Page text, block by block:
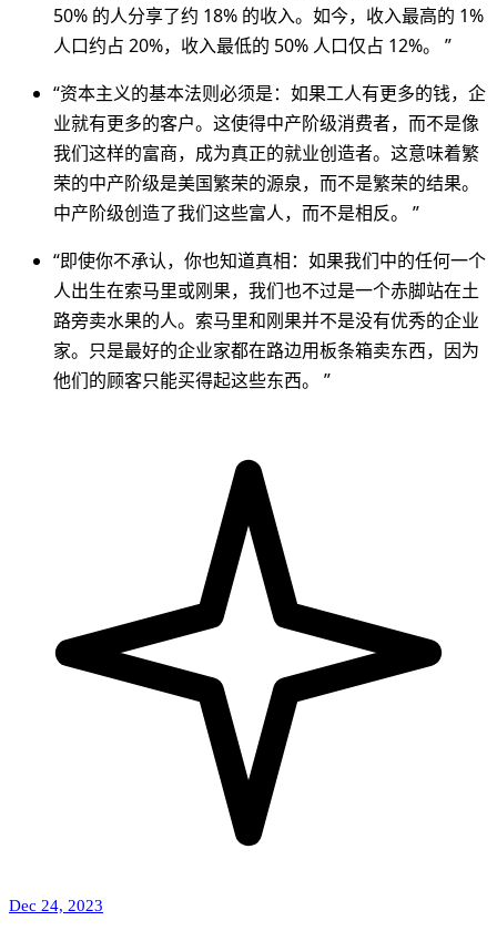
50% 的人分享了约 18% 的收入。如今，收入最高的 1%
人口约占 20%，收入最低的 50% 人口仅占 12%。 ”
“资本主义的基本法则必须是：如果工人有更多的钱，企
业就有更多的客户。这使得中产阶级消费者，而不是像
我们这样的富商，成为真正的就业创造者。这意味着繁
荣的中产阶级是美国繁荣的源泉，而不是繁荣的结果。
中产阶级创造了我们这些富人，而不是相反。 ”
“即使你不承认，你也知道真相：如果我们中的任何一个
人出生在索马里或刚果，我们也不过是一个赤脚站在土
路旁卖水果的人。索马里和刚果并不是没有优秀的企业
家。只是最好的企业家都在路边用板条箱卖东西，因为
他们的顾客只能买得起这些东西。 ”
Dec 24, 2023